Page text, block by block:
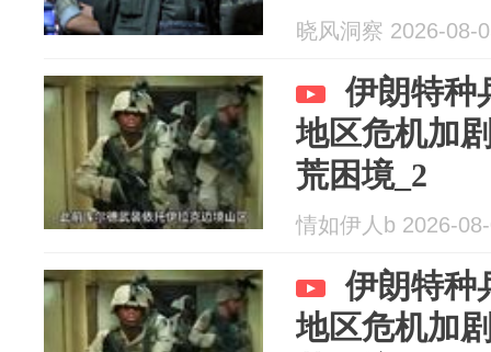
晓风洞察 2026-08-
伊朗特种
地区危机加
荒困境_2
情如伊人b 2026-
伊朗特种
地区危机加